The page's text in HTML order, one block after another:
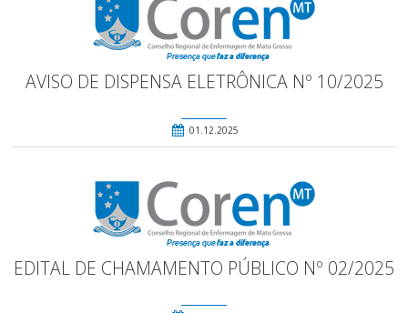
AVISO DE DISPENSA ELETRÔNICA Nº 10/2025
01.12.2025
EDITAL DE CHAMAMENTO PÚBLICO Nº 02/2025